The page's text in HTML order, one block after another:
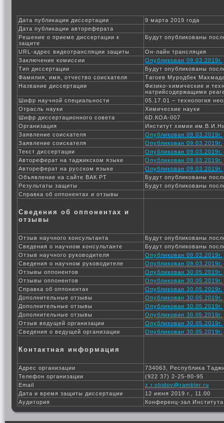
Дата публикации диссертации
9 марта 2019 года
Дата публикации автореферата
Решение о приеме диссертации к
защите
Будут опубликованы
URL-адрес видеотрансляции защиты
Он-лайн трансляция
Заключение комиссии
Опубликован 09.03.2019г.
Тип диссертации
Будут опубликованы
Фамилия, имя, отчество соискателя
Тагоев Муродбек
Название диссертации
Физико-химические и
натрийсодержащими
Шифр научной специальности
05.17.01 – технология
Отрасль науки
Химические науки
Шифр диссертационного совета
6D.КОА-007
Организация
Институт химии
Заявление соискателя
Опубликован 09.03.2019г.
Заявление соискателя
Опубликован 09.03.2019г.
Текст диссертации
Опубликован 09.03.2019г.
Автореферат на таджикском языке
Опубликован 09.03.2019г.
Автореферат на русском языке
Опубликован 09.03.2019г.
Объявление на сайте ВАК РТ
Будут опубликованы
Результаты защиты
Будут опубликованы
Справка об оппонентах и отзывы
Сведения об оппонентах и
отзывы
Отзыв научного консультанта
Будут опубликованы
Сведения о научном консультанте
Будут опубликованы
Отзыв научного руководителя
Опубликован 09.03.2019г.
Сведения о научном руководителе
Опубликован 09.03.2019г.
Отзывы оппонентов
Опубликован 30.05.2019г.
Отзывы оппонентов
Опубликован 30.05.2019г.
Справка об оппонентах
Опубликован 30.05.2019г.
Дополнительные отзывы
Опубликован 30.05.2019г.
Дополнительные отзывы
Опубликован 30.05.2019г.
Дополнительные отзывы
Опубликован 30.05.2019г.
Отзыв ведущей организации
Опубликован 30.05.2019г.
Сведения о ведущей организации
Опубликован 30.05.2019г.
Контактная информация
Адрес организации
734063, Республика
Телефон организации
(922 37) 2-25-80-95
Email
z.r.obidov@rambler.ru
Дата и время защиты диссертации
12 июня 2019 г., 11.00
Аудитория
Конференц-зал